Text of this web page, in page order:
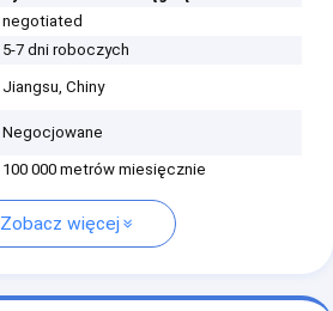
negotiated
5-7 dni roboczych
Jiangsu, Chiny
Negocjowane
100 000 metrów miesięcznie
Zobacz więcej